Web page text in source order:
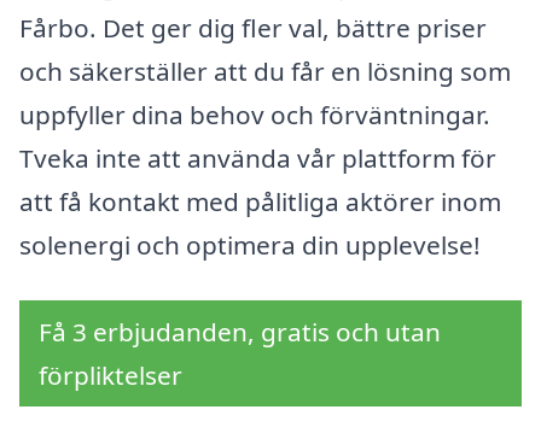
Fårbo. Det ger dig fler val, bättre priser
och säkerställer att du får en lösning som
uppfyller dina behov och förväntningar.
Tveka inte att använda vår plattform för
att få kontakt med pålitliga aktörer inom
solenergi och optimera din upplevelse!
Få 3 erbjudanden, gratis och utan
förpliktelser